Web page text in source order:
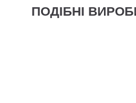
ПОДІБНІ